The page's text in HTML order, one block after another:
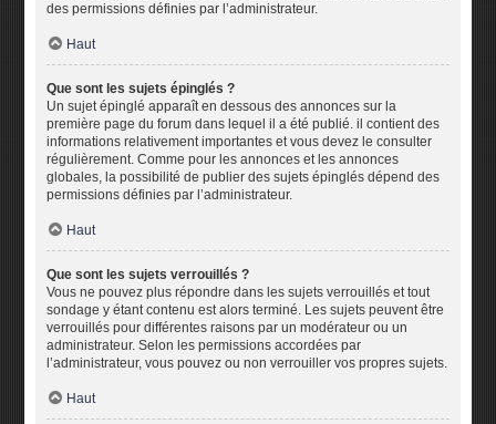
des permissions définies par l’administrateur.
Haut
Que sont les sujets épinglés ?
Un sujet épinglé apparaît en dessous des annonces sur la
première page du forum dans lequel il a été publié. il contient des
informations relativement importantes et vous devez le consulter
régulièrement. Comme pour les annonces et les annonces
globales, la possibilité de publier des sujets épinglés dépend des
permissions définies par l’administrateur.
Haut
Que sont les sujets verrouillés ?
Vous ne pouvez plus répondre dans les sujets verrouillés et tout
sondage y étant contenu est alors terminé. Les sujets peuvent être
verrouillés pour différentes raisons par un modérateur ou un
administrateur. Selon les permissions accordées par
l’administrateur, vous pouvez ou non verrouiller vos propres sujets.
Haut